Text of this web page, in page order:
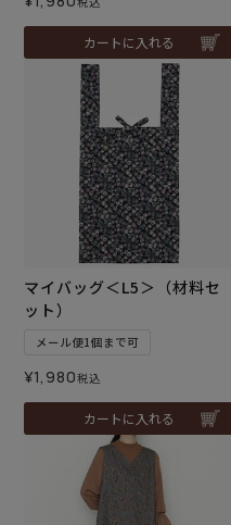
カートに入れる
マイバッグ＜L5＞（材料セ
ット）
メール便1個まで可
¥1,980税込
カートに入れる